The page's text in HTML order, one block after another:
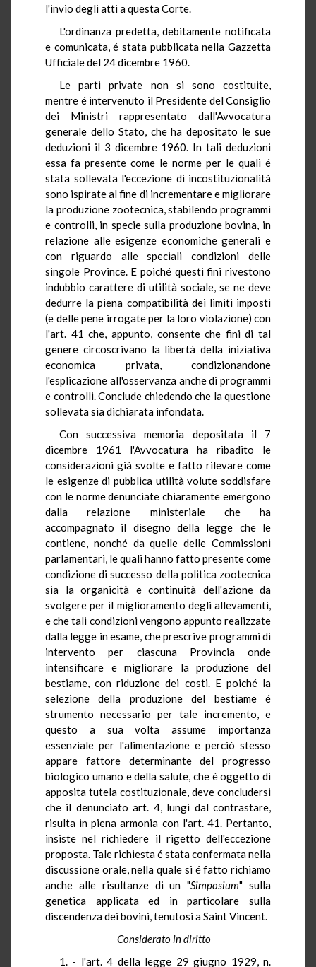
l'invio degli atti a questa Corte.
L'ordinanza predetta, debitamente notificata
e comunicata, é stata pubblicata nella Gazzetta
Ufficiale del 24 dicembre 1960.
Le parti private non si sono costituite,
mentre é intervenuto il Presidente del Consiglio
dei Ministri rappresentato dall'Avvocatura
generale dello Stato, che ha depositato le sue
deduzioni il 3 dicembre 1960. In tali deduzioni
essa fa presente come le norme per le quali é
stata sollevata l'eccezione di incostituzionalità
sono ispirate al fine di incrementare e migliorare
la produzione zootecnica, stabilendo programmi
e controlli, in specie sulla produzione bovina, in
relazione alle esigenze economiche generali e
con riguardo alle speciali condizioni delle
singole Province. E poiché questi fini rivestono
indubbio carattere di utilità sociale, se ne deve
dedurre la piena compatibilità dei limiti imposti
(e delle pene irrogate per la loro violazione) con
l'art. 41 che, appunto, consente che fini di tal
genere circoscrivano la libertà della iniziativa
economica privata, condizionandone
l'esplicazione all'osservanza anche di programmi
e controlli. Conclude chiedendo che la questione
sollevata sia dichiarata infondata.
Con successiva memoria depositata il 7
dicembre 1961 l'Avvocatura ha ribadito le
considerazioni già svolte e fatto rilevare come
le esigenze di pubblica utilità volute soddisfare
con le norme denunciate chiaramente emergono
dalla relazione ministeriale che ha
accompagnato il disegno della legge che le
contiene, nonché da quelle delle Commissioni
parlamentari, le quali hanno fatto presente come
condizione di successo della politica zootecnica
sia la organicità e continuità dell'azione da
svolgere per il miglioramento degli allevamenti,
e che tali condizioni vengono appunto realizzate
dalla legge in esame, che prescrive programmi di
intervento per ciascuna Provincia onde
intensificare e migliorare la produzione del
bestiame, con riduzione dei costi. E poiché la
selezione della produzione del bestiame é
strumento necessario per tale incremento, e
questo a sua volta assume importanza
essenziale per l'alimentazione e perciò stesso
appare fattore determinante del progresso
biologico umano e della salute, che é oggetto di
apposita tutela costituzionale, deve concludersi
che il denunciato art. 4, lungi dal contrastare,
risulta in piena armonia con l'art. 41. Pertanto,
insiste nel richiedere il rigetto dell'eccezione
proposta. Tale richiesta é stata confermata nella
discussione orale, nella quale si é fatto richiamo
anche alle risultanze di un "Simposium" sulla
genetica applicata ed in particolare sulla
discendenza dei bovini, tenutosi a Saint Vincent.
Considerato in diritto
1. - l'art. 4 della legge 29 giugno 1929, n.